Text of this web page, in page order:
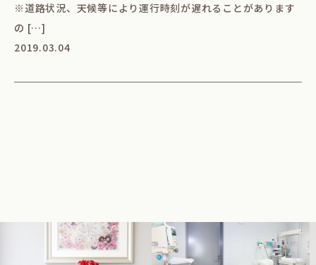
※道路状況、天候等により運行時刻が遅れることがあります
の […]
2019.03.04